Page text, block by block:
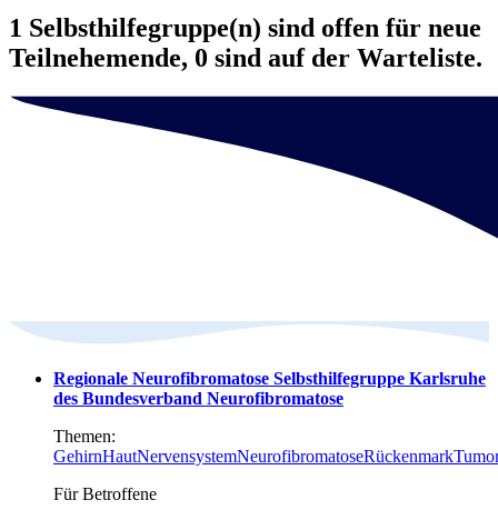
1 Selbsthilfegruppe(n) sind offen für neue
Teilnehemende, 0 sind auf der Warteliste.
Regionale Neurofibromatose Selbsthilfegruppe Karlsruhe
des Bundesverband Neurofibromatose
Themen:
GehirnHautNervensystemNeurofibromatoseRückenmark
Für Betroffene